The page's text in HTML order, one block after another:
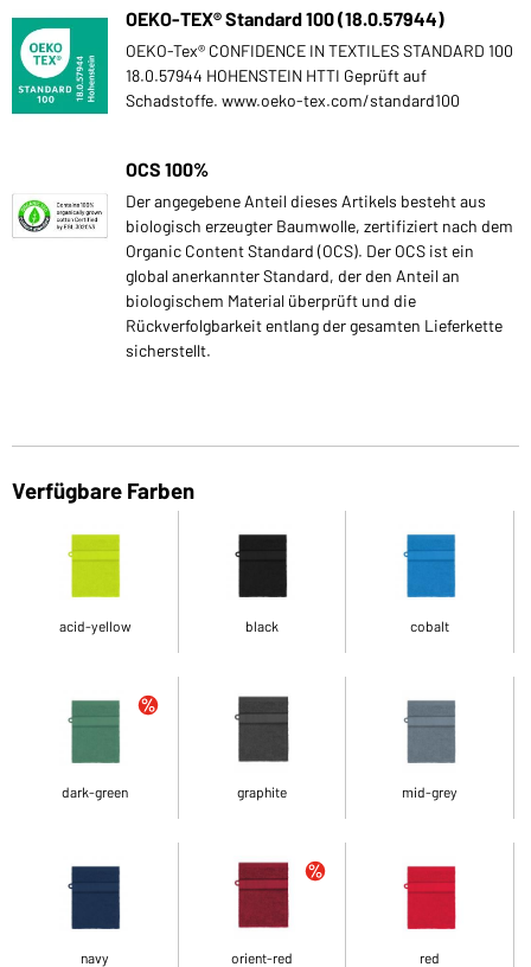
OEKO-TEX® Standard 100 (18.0.57944)
OEKO-Tex® CONFIDENCE IN TEXTILES STANDARD 100
18.0.57944 HOHENSTEIN HTTI Geprüft auf
Schadstoffe. www.oeko-tex.com/standard100
OCS 100%
Der angegebene Anteil dieses Artikels besteht aus
biologisch erzeugter Baumwolle, zertifiziert nach dem
Organic Content Standard (OCS). Der OCS ist ein
global anerkannter Standard, der den Anteil an
biologischem Material überprüft und die
Rückverfolgbarkeit entlang der gesamten Lieferkette
sicherstellt.
Verfügbare Farben
acid-yellow black cobalt
dark-green graphite mid-grey
navy orient-red red